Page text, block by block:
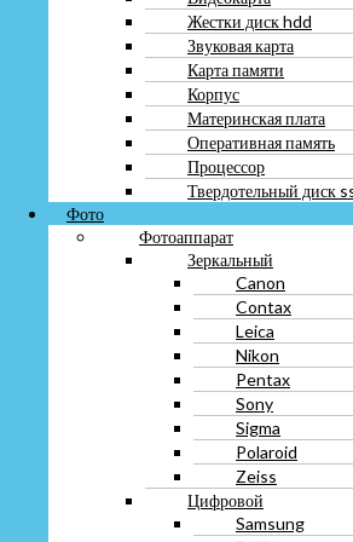
Жестки диск hdd
Звуковая карта
Карта памяти
Корпус
Материнская плата
Оперативная память
Процессор
Твердотельный диск
Фото
Фотоаппарат
Зеркальный
Canon
Contax
Leica
Nikon
Pentax
Sony
Sigma
Polaroid
Zeiss
Цифровой
Samsung
Контакты
Вакансии
Блог
О компании
Контакты
Вакансии
Скупка
Преимущества
Перечень услуг
Кредит
Ломбард
Скупка
Преимущества